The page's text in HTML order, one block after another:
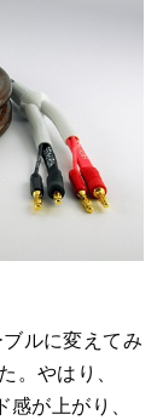
ルに変えてみ
。やはり、
が上がり、